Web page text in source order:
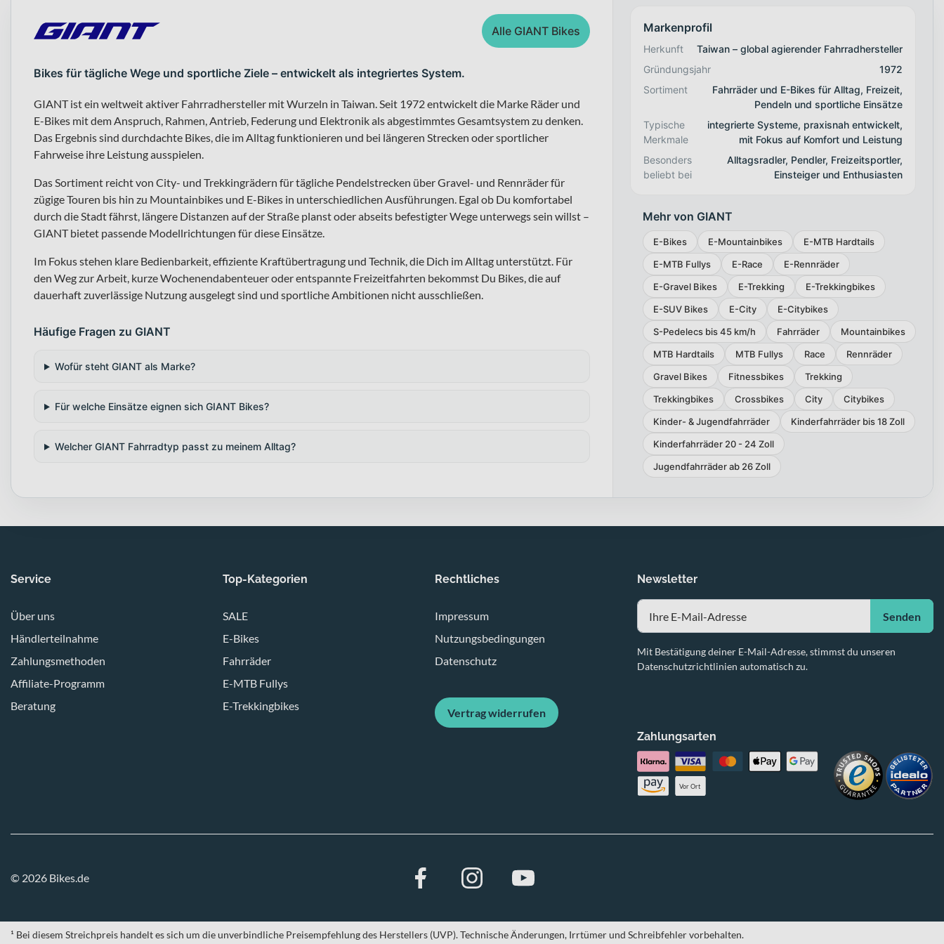
Alle GIANT Bikes
Bikes für tägliche Wege und sportliche Ziele – entwickelt als integriertes System.
GIANT ist ein weltweit aktiver Fahrradhersteller mit Wurzeln in Taiwan. Seit 1972 entwickelt die Marke Räder und
E-Bikes mit dem Anspruch, Rahmen, Antrieb, Federung und Elektronik als abgestimmtes Gesamtsystem zu denken.
Das Ergebnis sind durchdachte Bikes, die im Alltag funktionieren und bei längeren Strecken oder sportlicher
Fahrweise ihre Leistung ausspielen.
Das Sortiment reicht von City- und Trekkingrädern für tägliche Pendelstrecken über Gravel- und Rennräder für
zügige Touren bis hin zu Mountainbikes und E-Bikes in unterschiedlichen Ausführungen. Egal ob Du komfortabel
durch die Stadt fährst, längere Distanzen auf der Straße planst oder abseits befestigter Wege unterwegs sein willst –
GIANT bietet passende Modellrichtungen für diese Einsätze.
Im Fokus stehen klare Bedienbarkeit, effiziente Kraftübertragung und Technik, die Dich im Alltag unterstützt. Für
den Weg zur Arbeit, kurze Wochenendabenteuer oder entspannte Freizeitfahrten bekommst Du Bikes, die auf
dauerhaft zuverlässige Nutzung ausgelegt sind und sportliche Ambitionen nicht ausschließen.
Häufige Fragen zu GIANT
Wofür steht GIANT als Marke?
Für welche Einsätze eignen sich GIANT Bikes?
Welcher GIANT Fahrradtyp passt zu meinem Alltag?
Markenprofil
Herkunft
Taiwan – global agierender Fahrradhersteller
Gründungsjahr
1972
Sortiment
Fahrräder und E-Bikes für Alltag, Freizeit,
Pendeln und sportliche Einsätze
Typische
Merkmale
integrierte Systeme, praxisnah entwickelt,
mit Fokus auf Komfort und Leistung
Besonders
beliebt bei
Alltagsradler, Pendler, Freizeitsportler,
Einsteiger und Enthusiasten
Mehr von GIANT
E-Bikes E-Mountainbikes
E-MTB Hardtails
E-MTB Fullys
E-Race
E-Rennräder
E-Gravel Bikes
E-Trekking
E-Trekkingbikes
E-SUV Bikes
E-City
E-Citybikes
S-Pedelecs bis 45 km/h
Fahrräder
Mountainbikes
MTB Hardtails
MTB Fullys Race
Rennräder
Gravel Bikes
Fitnessbikes
Trekking
Trekkingbikes
Crossbikes City
Citybikes
Kinder- & Jugendfahrräder
Kinderfahrräder bis 18 Zoll
Kinderfahrräder 20 - 24 Zoll
Jugendfahrräder ab 26 Zoll
Service
Über uns
Händlerteilnahme
Zahlungsmethoden
Affiliate-Programm
Beratung
Top-Kategorien
SALE
E-Bikes
Fahrräder
E-MTB Fullys
E-Trekkingbikes
Rechtliches
Impressum
Nutzungsbedingungen
Datenschutz
Vertrag widerrufen
Newsletter
Senden
Mit Bestätigung deiner E-Mail-Adresse, stimmst du unseren
Datenschutzrichtlinien automatisch zu.
Zahlungsarten
Vor Ort
© 2026 Bikes.de
¹ Bei diesem Streichpreis handelt es sich um die unverbindliche Preisempfehlung des Herstellers (UVP). Technische Änderungen, Irrtümer und Schreibfehler vorbehalten.